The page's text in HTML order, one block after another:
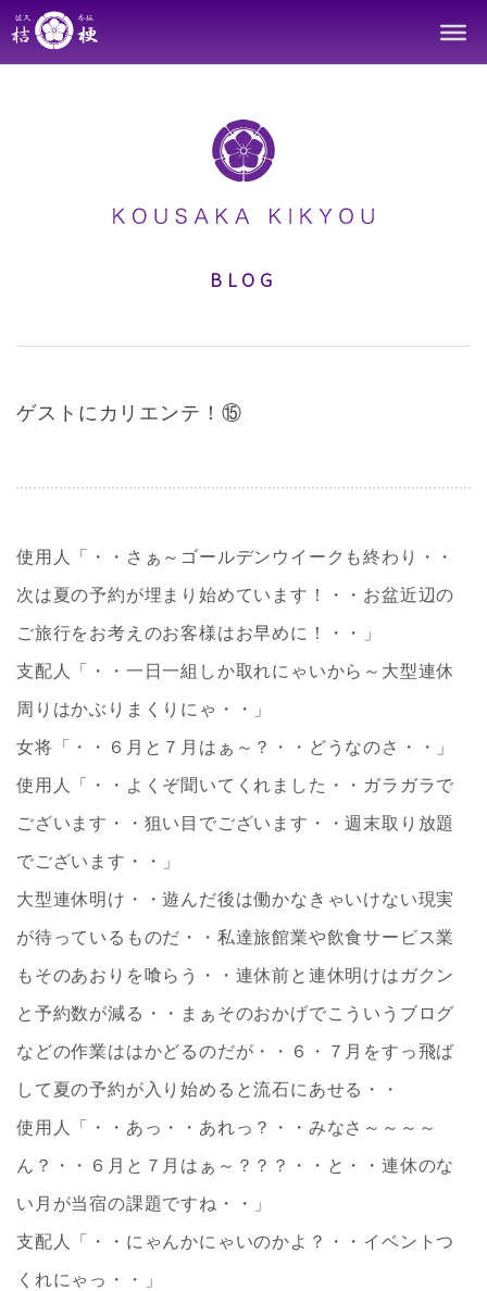
Skip
to
content
BLOG
ゲストにカリエンテ！⑮
使用人「・・さぁ～ゴールデンウイークも終わり・・
次は夏の予約が埋まり始めています！・・お盆近辺の
ご旅行をお考えのお客様はお早めに！・・」
支配人「・・一日一組しか取れにゃいから～大型連休
周りはかぶりまくりにゃ・・」
女将「・・６月と７月はぁ～？・・どうなのさ・・」
使用人「・・よくぞ聞いてくれました・・ガラガラで
ございます・・狙い目でございます・・週末取り放題
でございます・・」
大型連休明け・・遊んだ後は働かなきゃいけない現実
が待っているものだ・・私達旅館業や飲食サービス業
もそのあおりを喰らう・・連休前と連休明けはガクン
と予約数が減る・・まぁそのおかげでこういうブログ
などの作業ははかどるのだが・・６・７月をすっ飛ば
して夏の予約が入り始めると流石にあせる・・
使用人「・・あっ・・あれっ？・・みなさ～～～～
ん？・・６月と７月はぁ～？？？・・と・・連休のな
い月が当宿の課題ですね・・」
支配人「・・にゃんかにゃいのかよ？・・イベントつ
くれにゃっ・・」